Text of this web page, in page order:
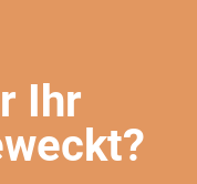
Ihr